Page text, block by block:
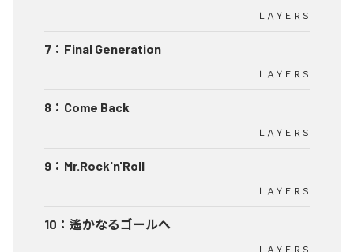
ＬＡＹＥＲＳ
7 ： Final Generation
ＬＡＹＥＲＳ
8 ： Come Back
ＬＡＹＥＲＳ
9 ： Mr.Rock'n'Roll
ＬＡＹＥＲＳ
10 ： 遙かなるゴールへ
ＬＡＹＥＲＳ